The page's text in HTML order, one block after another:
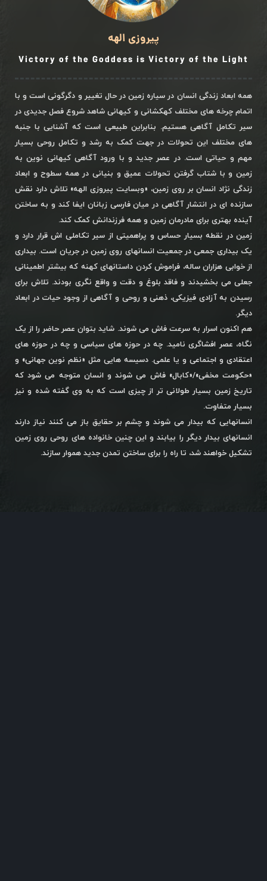
پیروزی الهه
Victory of the Goddess is Victory of the Light
همه ابعاد زندگی انسان در سیاره زمین در حال تغییر و دگرگونی است و با
اتمام چرخه های مختلف کهکشانی و کیهانی شاهد شروع فصل جدیدی در
سیر تکامل آگاهی هستیم. بنابراین طبیعی است که آشنایی با جنبه
های مختلف این تحولات در جهت کمک به رشد و تکامل روحی بسیار
مهم و حیاتی است. در عصر جدید و با ورود آگاهی کیهانی نوین به
زمین و با شتاب گرفتن تحولات عمیق و بنیانی در همه سطوح و ابعاد
زندگی نژاد انسان بر روی زمین، «وبسایت پیروزی الهه» تلاش دارد نقش
سازنده ای در انتشار آگاهی در میان فارسی زبانان ایفا کند و به ساختن
آینده بهتری برای مادرمان زمین و همه فرزندانش کمک کند.
زمین در نقطه بسیار حساس و پراهمیتی از سیر تکاملی اش قرار دارد و
یک بیداری جمعی در جمعیت انسانهای روی زمین در جریان است. بیداری
از خوابی هزاران ساله، فراموش کردن داستانهای کهنه که بیشتر اطمینانی
جعلی می بخشیدند و فاقد بلوغ و دقت و واقع نگری بودند. تلاش برای
رسیدن به آزادی فیزیکی، ذهنی و روحی و آگاهی از وجود حیات در ابعاد
دیگر.
هم اکنون اسرار به سرعت فاش می شوند. شاید بتوان عصر حاضر را از یک
نگاه، عصر افشاگری نامید. چه در حوزه های سیاسی و چه در حوزه های
اعتقادی و اجتماعی و یا علمی. دسیسه هایی مثل «نظم نوین جهانی» و
«حکومت مخفی»/«کابال» فاش می شوند و انسان متوجه می شود که
تاریخ زمین بسیار طولانی تر از چیزی است که به وی گفته شده و نیز
بسیار متفاوت.
انسانهایی که بیدار می شوند و چشم بر حقایق باز می کنند نیاز دارند
انسانهای بیدار دیگر را بیابند و این چنین خانواده های روحی روی زمین
تشکیل خواهند شد، تا راه را برای ساختن تمدن جدید هموار سازند.